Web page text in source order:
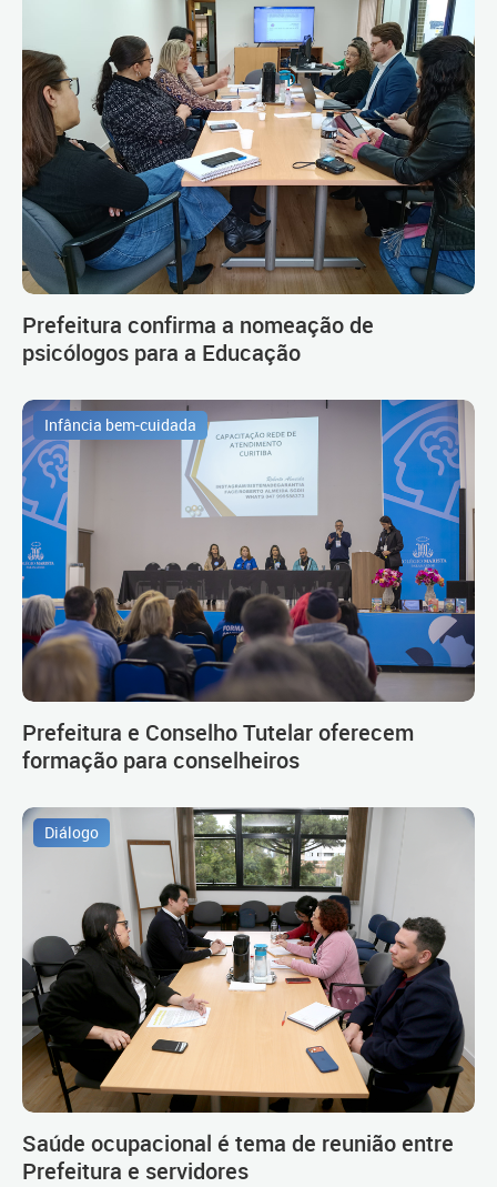
Prefeitura confirma a nomeação de
psicólogos para a Educação
Infância bem-cuidada
Prefeitura e Conselho Tutelar oferecem
formação para conselheiros
Diálogo
Saúde ocupacional é tema de reunião entre
Prefeitura e servidores